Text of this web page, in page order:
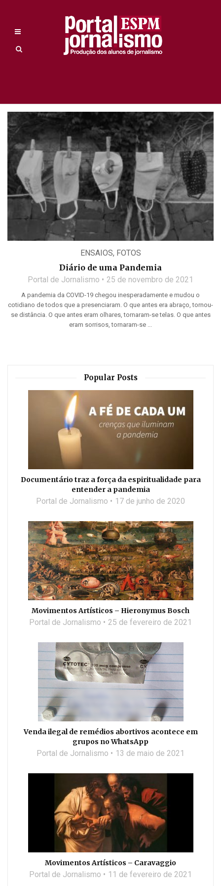
ENSAIOS, FOTOS
Diário de uma Pandemia
Portal de Jornalismo 25 de novembro de 2021
A pandemia da COVID-19 chegou inesperadamente e mudou o
cotidiano de todos que a presenciaram. O que antes era abraço, tornou-
se distância. O que antes eram olhares, tornaram-se telas. O que antes
eram sorrisos, tornaram-se ...
Popular Posts
Documentário traz a força da espiritualidade para
entender a pandemia
Portal de Jornalismo 17 de junho de 2020
Movimentos Artísticos – Hieronymus Bosch
Portal de Jornalismo 25 de fevereiro de 2021
Venda ilegal de remédios abortivos acontece em
grupos no WhatsApp
Portal de Jornalismo 13 de maio de 2021
Movimentos Artísticos – Caravaggio
Portal de Jornalismo 11 de fevereiro de 2021